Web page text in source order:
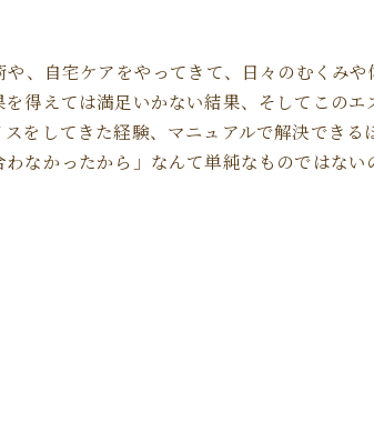
、自宅ケアをやってきて、日々のむくみ
得えては満足いかない結果、そしてこの
をしてきた経験、マニュアルで解決できる
なかったから」なんて単純なものではな